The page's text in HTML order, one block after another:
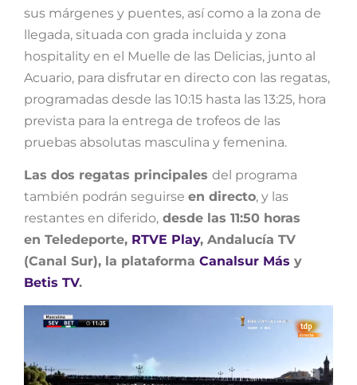
sus márgenes y puentes, así como a la zona de
llegada, situada con grada incluida y zona
hospitality en el Muelle de las Delicias, junto al
Acuario, para disfrutar en directo con las regatas,
programadas desde las 10:15 hasta las 13:25, hora
prevista para la entrega de trofeos de las
pruebas absolutas masculina y femenina.
Las dos regatas principales del programa
también podrán seguirse en directo, y las
restantes en diferido, desde las 11:50 horas
en Teledeporte, RTVE Play, Andalucía TV
(Canal Sur), la plataforma Canalsur Más y
Betis TV.